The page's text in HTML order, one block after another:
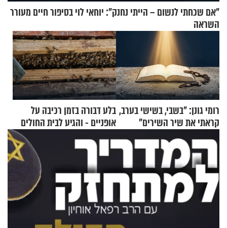
"אם שכחתי לנשום – הייתי נחנק": יוחאי לוי בסיפור חיים מעורר
השראה
רומי גונן: "בשבי, בשישי בערב,
קראתי את שיר השירים"
בלע דבורה בזמן רכיבה על
אופניים - והגיע לבית החולים
במצב מסכן חיים